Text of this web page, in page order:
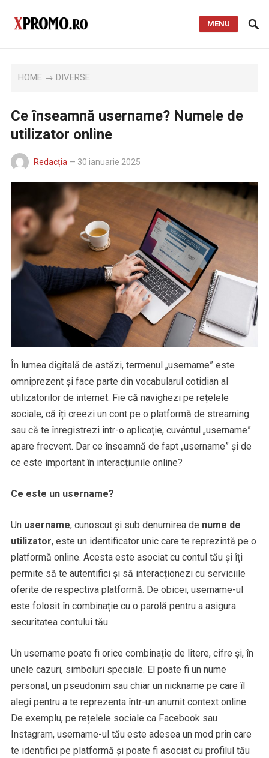
MENU
HOME →DIVERSE
Ce înseamnă username? Numele de
utilizator online
Redacția — 30 ianuarie 2025
În lumea digitală de astăzi, termenul „username” este
omniprezent și face parte din vocabularul cotidian al
utilizatorilor de internet. Fie că navighezi pe rețelele
sociale, că îți creezi un cont pe o platformă de streaming
sau că te înregistrezi într-o aplicație, cuvântul „username”
apare frecvent. Dar ce înseamnă de fapt „username” și de
ce este important în interacțiunile online?
Ce este un username?
Un username, cunoscut și sub denumirea de nume de
utilizator, este un identificator unic care te reprezintă pe o
platformă online. Acesta este asociat cu contul tău și îți
permite să te autentifici și să interacționezi cu serviciile
oferite de respectiva platformă. De obicei, username-ul
este folosit în combinație cu o parolă pentru a asigura
securitatea contului tău.
Un username poate fi orice combinație de litere, cifre și, în
unele cazuri, simboluri speciale. El poate fi un nume
personal, un pseudonim sau chiar un nickname pe care îl
alegi pentru a te reprezenta într-un anumit context online.
De exemplu, pe rețelele sociale ca Facebook sau
Instagram, username-ul tău este adesea un mod prin care
te identifici pe platformă și poate fi asociat cu profilul tău